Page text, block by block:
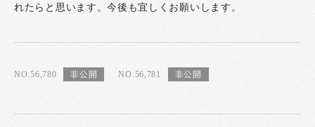
れたらと思います。今後も宜しくお願いします。
NO.56,780 NO.56,781